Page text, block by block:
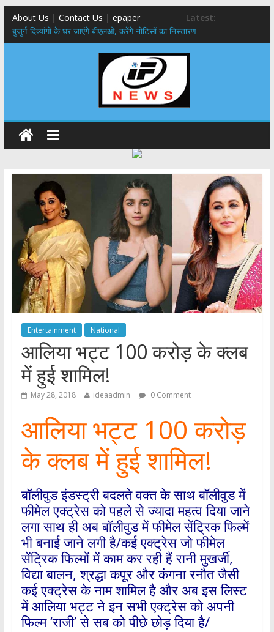
About Us | Contact Us | epaper
Latest:
बुजुर्ग-दिव्यांगों के घर जाएंगे बीएलओ, करेंगे नोटिसों का निस्तारण
24×7 अलर्ट मोड में रहें अधिकारी-मुख्य सचिव मानसून-एसईओसी से मुख्य सचिव ने
की विस्तृत समीक्षा कहा-बंद सड़कों को शीघ्र खोला जाए, लोगों को न हो दिक्कत
459 करोड़ से एचएनबी गढ़वाल विश्वविद्यालय में अनुसंधान संरचना होगी सुदृढ,उच्च
शिक्षा मंत्री धन सिंह रावत ने नवनियुक्त केन्द्रीय शिक्षा मंत्री से की मुलाकात
मुख्यमंत्री से महानिदेशक एनसीसी ने की शिष्टाचार भेंट,उत्तराखण्ड में एनसीसी के
विस्तार एवं आधुनिक आधारभूत संरचना के विकास पर हुई महत्वपूर्ण चर्चा
एमडीडीए बोर्ड बैठक, देहरादून और मसूरी के विकास के लिए 25 बड़े प्रस्तावों को मिली
हरी झंडी
Entertainment National
आलिया भट्ट 100 करोड़ के क्लब
में हुई शामिल!
May 28, 2018 ideaadmin 0 Comment
आलिया भट्ट 100 करोड़
के क्लब में हुई शामिल!
बॉलीवुड इंडस्ट्री बदलते वक्त के साथ बॉलीवुड में
फीमेल एक्ट्रेस को पहले से ज्यादा महत्व दिया जाने
लगा साथ ही अब बॉलीवुड में फीमेल सेंट्रिक फिल्में
भी बनाई जाने लगी है/कई एक्ट्रेस जो फीमेल
सेंट्रिक फिल्मों में काम कर रही हैं रानी मुखर्जी,
विद्या बालन, श्रद्धा कपूर और कंगना रनौत जैसी
कई एक्ट्रेस के नाम शामिल है और अब इस लिस्ट
में आलिया भट्ट ने इन सभी एक्ट्रेस को अपनी
फिल्म ‘राजी’ से सब को पीछे छोड़ दिया है/